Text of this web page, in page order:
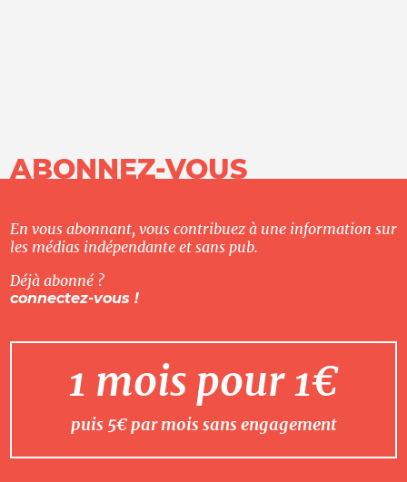
ABONNEZ-VOUS
En vous abonnant, vous contribuez à une information sur
les médias indépendante et sans pub.
Déjà abonné ?
connectez-vous !
1 mois pour 1€
puis 5€ par mois sans engagement